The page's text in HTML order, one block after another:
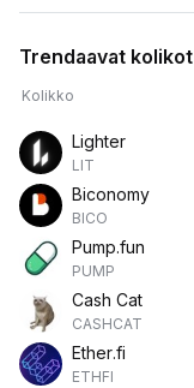
Trendaavat kolikot
Kolikko
Lighter
LIT
Biconomy
BICO
Pump.fun
PUMP
Cash Cat
CASHCAT
Ether.fi
ETHFI